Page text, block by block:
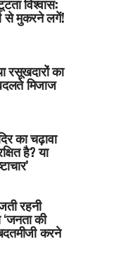
से मुकरने लगें!
रसूखदारों का
मिजाज
का चढ़ावा
है? या
रहनी
की
करने